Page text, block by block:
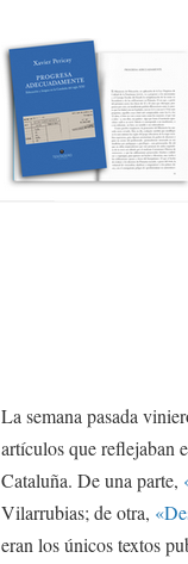
La semana pasada
artículos que reflejaban
Cataluña. De una parte,
Vilarrubias; de otra,
eran los únicos textos